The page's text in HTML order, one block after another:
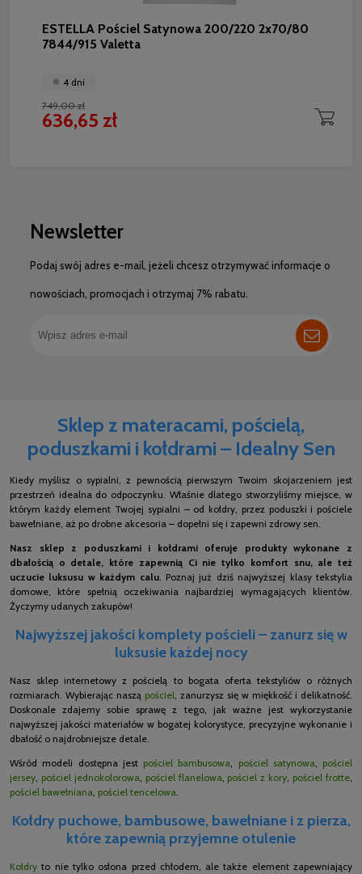
ESTELLA Pościel Satynowa 200/220 2x70/80
7844/915 Valetta
4 dni
749,00 zł
636,65 zł
Newsletter
Podaj swój adres e-mail, jeżeli chcesz otrzymywać informacje o
nowościach, promocjach i otrzymaj 7% rabatu.
Sklep z materacami, pościelą,
poduszkami i kołdrami – Idealny Sen
Kiedy myślisz o sypialni, z pewnością pierwszym Twoim skojarzeniem jest
przestrzeń idealna do odpoczynku. Właśnie dlatego stworzyliśmy miejsce, w
którym każdy element Twojej sypialni – od kołdry, przez poduszki i pościele
bawełniane, aż po drobne akcesoria – dopełni się i zapewni zdrowy sen.
Nasz sklep z poduszkami i kołdrami oferuje produkty wykonane z
dbałością o detale, które zapewnią Ci nie tylko komfort snu, ale też
uczucie luksusu w każdym calu. Poznaj już dziś najwyższej klasy tekstylia
domowe, które spełnią oczekiwania najbardziej wymagających klientów.
Życzymy udanych zakupów!
Najwyższej jakości komplety pościeli – zanurz się w
luksusie każdej nocy
Nasz sklep internetowy z pościelą to bogata oferta tekstyliów o różnych
rozmiarach. Wybierając naszą pościel, zanurzysz się w miękkość i delikatność.
Doskonale zdajemy sobie sprawę z tego, jak ważne jest wykorzystanie
najwyższej jakości materiałów w bogatej kolorystyce, precyzyjne wykonanie i
dbałość o najdrobniejsze detale.
Wśród modeli dostępna jest pościel bambusowa, pościel satynowa, pościel
jersey, pościel jednokolorowa, pościel flanelowa, pościel z kory, pościel frotte,
pościel bawełniana, pościel tencelowa.
Kołdry puchowe, bambusowe, bawełniane i z pierza,
które zapewnią przyjemne otulenie
Kołdry to nie tylko osłona przed chłodem, ale także element zapewniający